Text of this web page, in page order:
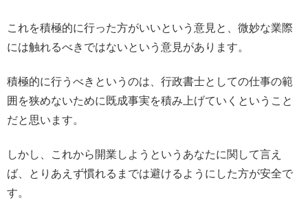
これを積極的に行った方がいいという意見と、微妙な業際
には触れるべきではないという意見があります。
積極的に行うべきというのは、行政書士としての仕事の範
囲を狭めないために既成事実を積み上げていくということ
だと思います。
しかし、これから開業しようというあなたに関して言え
ば、とりあえず慣れるまでは避けるようにした方が安全で
す。